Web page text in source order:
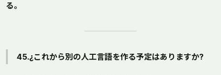
る。
45.¿これから別の人工言語を作る予定はありますか?